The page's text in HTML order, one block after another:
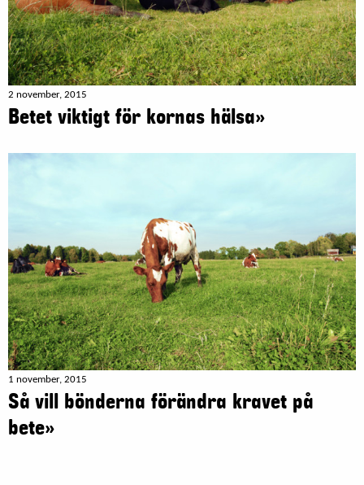
2 november, 2015
Betet viktigt för kornas hälsa»
1 november, 2015
Så vill bönderna förändra kravet på
bete»